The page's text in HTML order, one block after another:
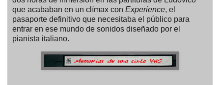
que acababan en un clímax con Experience, el
pasaporte definitivo que necesitaba el público para
entrar en ese mundo de sonidos diseñado por el
pianista italiano.